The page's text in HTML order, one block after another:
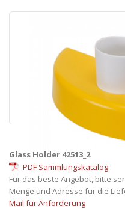
Glass Holder 42513_2
PDF Sammlungskatalog
Für das beste Angebot, bitte
Menge und Adresse für die
Mail für Anforderung